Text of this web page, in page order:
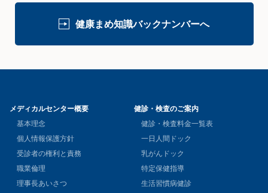
健康まめ知識バックナンバーへ
メディカルセンター概要
基本理念
個人情報保護方針
受診者の権利と責務
職業倫理
理事長あいさつ
健診・検査のご案内
健診・検査料金一覧表
一日人間ドック
乳がんドック
特定保健指導
生活習慣病健診